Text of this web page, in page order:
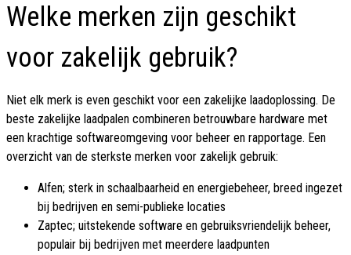
Welke merken zijn geschikt
voor zakelijk gebruik?
Niet elk merk is even geschikt voor een zakelijke laadoplossing. De
beste zakelijke laadpalen combineren betrouwbare hardware met
een krachtige softwareomgeving voor beheer en rapportage. Een
overzicht van de sterkste merken voor zakelijk gebruik:
Alfen; sterk in schaalbaarheid en energiebeheer, breed ingezet
bij bedrijven en semi-publieke locaties
Zaptec; uitstekende software en gebruiksvriendelijk beheer,
populair bij bedrijven met meerdere laadpunten